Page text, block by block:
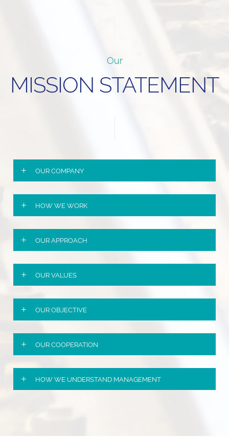
Our
MISSION STATEMENT
OUR COMPANY
HOW WE WORK
OUR APPROACH
OUR VALUES
OUR OBJECTIVE
OUR COOPERATION
HOW WE UNDERSTAND MANAGEMENT